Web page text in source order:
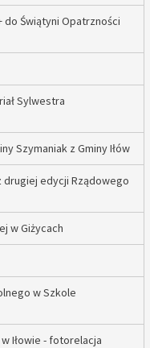
do Świątyni Opatrzności
Sylwestra
Szymaniak z Gminy Iłów
drugiej edycji Rządowego
w Giżycach
w Szkole
Iłowie - fotorelacja